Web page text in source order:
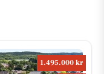
1.495.000 kr